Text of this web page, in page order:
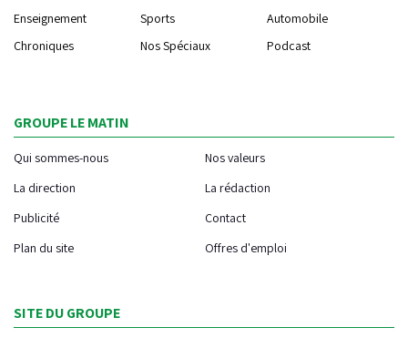
Enseignement
Sports
Automobile
Chroniques
Nos Spéciaux Podcast
GROUPE LE MATIN
Qui sommes-nous
Nos valeurs
La direction
La rédaction
Publicité
Contact
Plan du site
Offres d'emploi
SITE DU GROUPE